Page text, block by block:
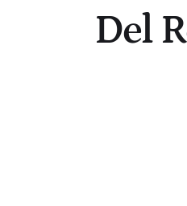
Del